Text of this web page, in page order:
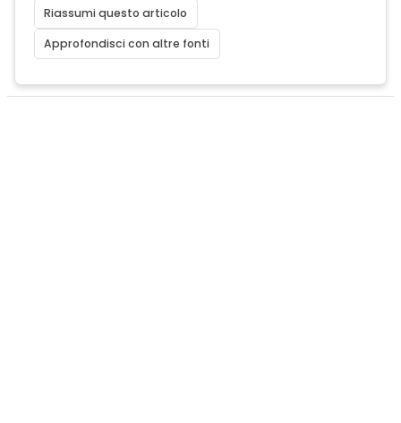
Riassumi questo articolo
Approfondisci con altre fonti